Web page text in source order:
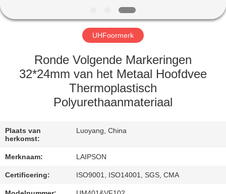
FABRIEKSREIS
KWALITEITSCONTROLE
CONTACTEER
NIEUWS
OM
UHFoormerk
Ronde Volgende Markeringen
32*24mm van het Metaal Hoofdvee
Thermoplastisch
Polyurethaanmateriaal
Plaats van
herkomst:
Luoyang, China
Merknaam: LAIPSON
Certificering: ISO9001, ISO14001, SGS, CMA